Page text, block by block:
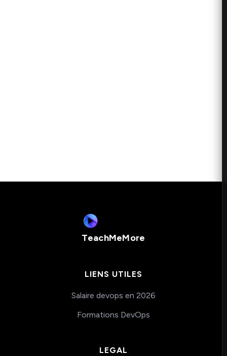
TeachMeMore
LIENS UTILES
Salaire devops en 2026
Formations DevOps
LEGAL